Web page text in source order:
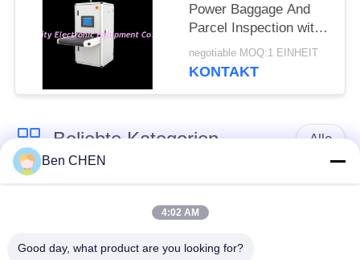
Power Baggage And
Parcel Inspection with
Multi-language
Software Interface and
negotiable MOQ:1 EINHEIT
KONTAKT
Beliebte Kategorien Alle
Inspektion
Ben CHEN
4:02 AM
Good day, what product are you looking for?